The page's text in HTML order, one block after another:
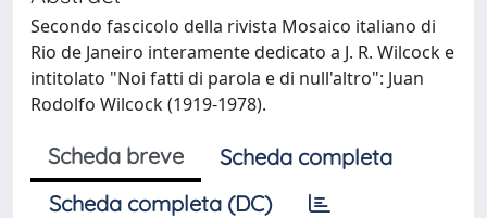
Secondo fascicolo della rivista Mosaico italiano di
Rio de Janeiro interamente dedicato a J. R. Wilcock e
intitolato "Noi fatti di parola e di null'altro": Juan
Rodolfo Wilcock (1919-1978).
Scheda breve
Scheda completa
Scheda completa (DC)